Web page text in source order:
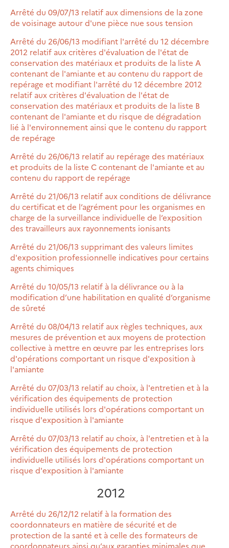
Arrêté du 09/07/13 relatif aux dimensions de la zone
de voisinage autour d'une pièce nue sous tension
Arrêté du 26/06/13 modifiant l'arrêté du 12 décembre
2012 relatif aux critères d'évaluation de l'état de
conservation des matériaux et produits de la liste A
contenant de l'amiante et au contenu du rapport de
repérage et modifiant l'arrêté du 12 décembre 2012
relatif aux critères d'évaluation de l'état de
conservation des matériaux et produits de la liste B
contenant de l'amiante et du risque de dégradation
lié à l'environnement ainsi que le contenu du rapport
de repérage
Arrêté du 26/06/13 relatif au repérage des matériaux
et produits de la liste C contenant de l'amiante et au
contenu du rapport de repérage
Arrêté du 21/06/13 relatif aux conditions de délivrance
du certificat et de l’agrément pour les organismes en
charge de la surveillance individuelle de l’exposition
des travailleurs aux rayonnements ionisants
Arrêté du 21/06/13 supprimant des valeurs limites
d'exposition professionnelle indicatives pour certains
agents chimiques
Arrêté du 10/05/13 relatif à la délivrance ou à la
modification d’une habilitation en qualité d’organisme
de sûreté
Arrêté du 08/04/13 relatif aux règles techniques, aux
mesures de prévention et aux moyens de protection
collective à mettre en œuvre par les entreprises lors
d'opérations comportant un risque d'exposition à
l'amiante
Arrêté du 07/03/13 relatif au choix, à l'entretien et à la
vérification des équipements de protection
individuelle utilisés lors d'opérations comportant un
risque d'exposition à l'amiante
Arrêté du 07/03/13 relatif au choix, à l'entretien et à la
vérification des équipements de protection
individuelle utilisés lors d'opérations comportant un
risque d'exposition à l'amiante
2012
Arrêté du 26/12/12 relatif à la formation des
coordonnateurs en matière de sécurité et de
protection de la santé et à celle des formateurs de